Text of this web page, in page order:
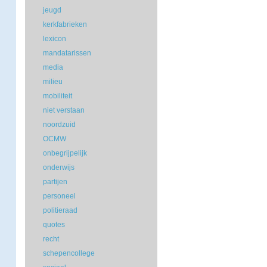
jeugd
kerkfabrieken
lexicon
mandatarissen
media
milieu
mobiliteit
niet verstaan
noordzuid
OCMW
onbegrijpelijk
onderwijs
partijen
personeel
politieraad
quotes
recht
schepencollege